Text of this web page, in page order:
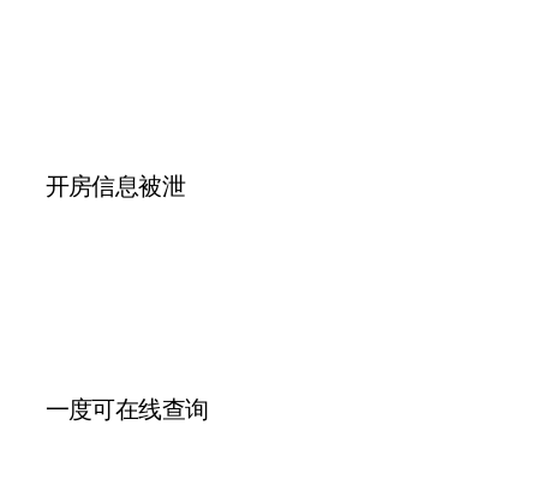
开房信息被泄
一度可在线查询